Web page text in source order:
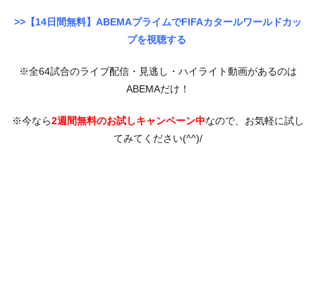
>>【14日間無料】ABEMAプライムでFIFAカタールワールドカッ
プを視聴する
※全64試合のライブ配信・見逃し・ハイライト動画があるのは
ABEMAだけ！
※今なら2週間無料のお試しキャンペーン中なので、お気軽に試し
てみてください(^^)/